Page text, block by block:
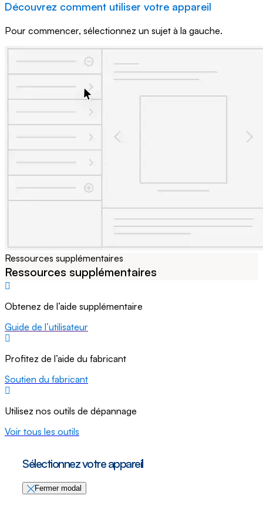
Découvrez comment utiliser votre appareil
Pour commencer, sélectionnez un sujet à la gauche.
Ressources supplémentaires
Ressources supplémentaires
Obtenez de l’aide supplémentaire
Guide de l’utilisateur
Profitez de l’aide du fabricant
Soutien du fabricant
Utilisez nos outils de dépannage
Voir tous les outils
Sélectionnez votre appareil
Fermer modal